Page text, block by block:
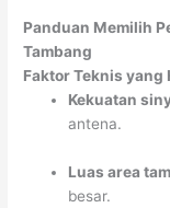
Panduan Memilih
Tambang
Faktor Teknis
Kekuatan
antena.
Luas area
besar.